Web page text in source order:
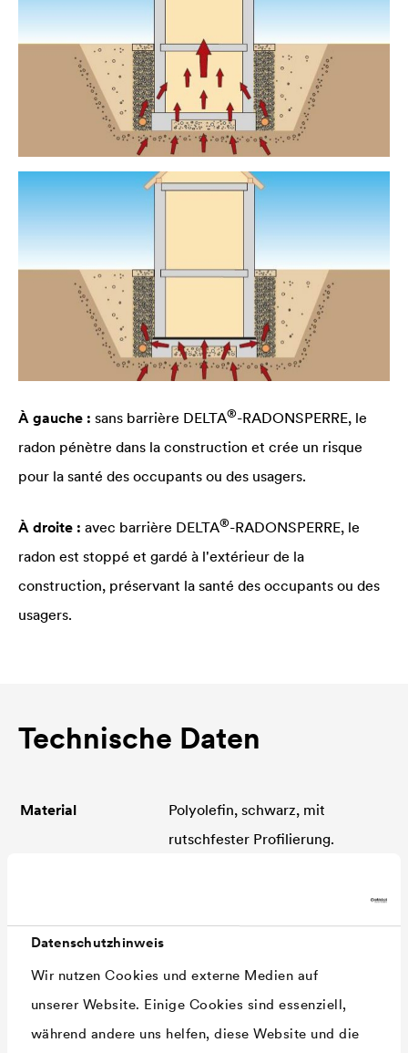
Datenschutzhinweis
Wir nutzen Cookies und externe Medien auf
unserer Website. Einige Cookies sind essenziell,
während andere uns helfen, diese Website und die
À gauche : sans barrière DELTA®-RADONSPERRE, le
radon pénètre dans la construction et crée un risque
pour la santé des occupants ou des usagers.
À droite : avec barrière DELTA®-RADONSPERRE, le
radon est stoppé et gardé à l'extérieur de la
construction, préservant la santé des occupants ou des
usagers.
Technische Daten
Material
Polyolefin, schwarz, mit
rutschfester Profilierung.
Dicke
ca. 0,4 mm (sous 20 kPa)